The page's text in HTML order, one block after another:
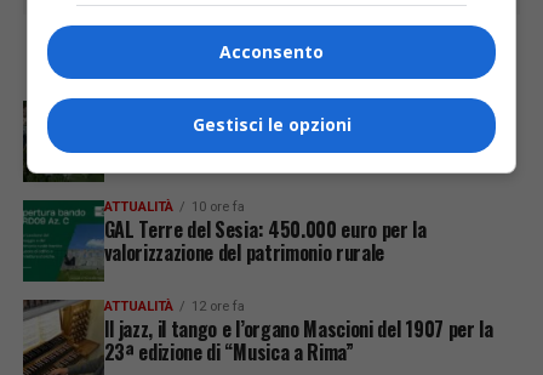
Ferragosto in città a Varallo
ATTUALITÀ 10 ore fa
GAL Terre del Sesia: 450.000 euro per la
valorizzazione del patrimonio rurale
ATTUALITÀ 12 ore fa
Il jazz, il tango e l’organo Mascioni del 1907 per la
23ª edizione di “Musica a Rima”
Acconsento
Gestisci le opzioni